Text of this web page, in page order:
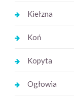
Kiełzna
Koń
Kopyta
Ogłowia